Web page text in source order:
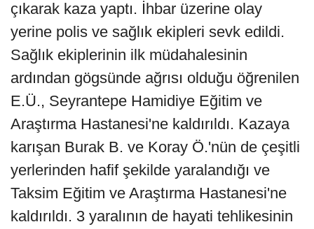
çıkarak kaza yaptı. İhbar üzerine olay
yerine polis ve sağlık ekipleri sevk edildi.
Sağlık ekiplerinin ilk müdahalesinin
ardından gögsünde ağrısı olduğu öğrenilen
E.Ü., Seyrantepe Hamidiye Eğitim ve
Araştırma Hastanesi'ne kaldırıldı. Kazaya
karışan Burak B. ve Koray Ö.'nün de çeşitli
yerlerinden hafif şekilde yaralandığı ve
Taksim Eğitim ve Araştırma Hastanesi'ne
kaldırıldı. 3 yaralının de hayati tehlikesinin